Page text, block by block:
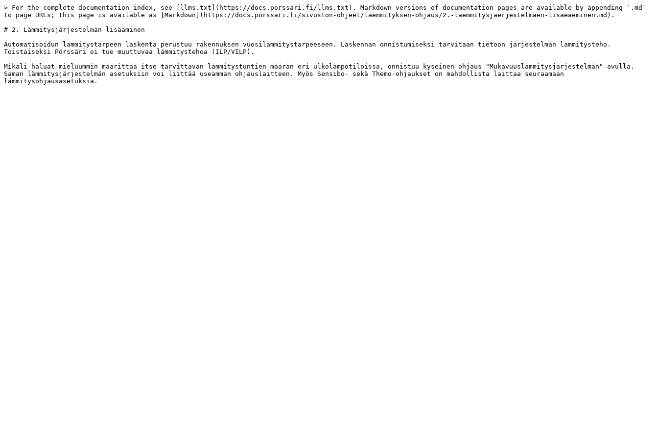
> For the complete documentation index, see [llms.txt](https://docs.porssari.fi/llms.txt). Markdown versions of documentation pages are available by appending `.md`
to page URLs; this page is available as [Markdown](https://docs.porssari.fi/sivuston-ohjeet/laemmityksen-ohjaus/2.-laemmitysjaerjestelmaen-lisaeaeminen.md).
# 2. Lämmitysjärjestelmän lisääminen
Automatisoidun lämmitystarpeen laskenta perustuu rakennuksen vuosilämmitystarpeeseen. Laskennan onnistumiseksi tarvitaan tietoon järjestelmän lämmitysteho.
Toistaiseksi Pörssäri ei tue muuttuvaa lämmitystehoa (ILP/VILP).
Mikäli haluat mieluummin määrittää itse tarvittavan lämmitystuntien määrän eri ulkolämpötiloissa, onnistuu kyseinen ohjaus "Mukavuuslämmitysjärjestelmän" avulla.
Saman lämmitysjärjestelmän asetuksiin voi liittää useamman ohjauslaitteen. Myös Sensibo- sekä Themo-ohjaukset on mahdollista laittaa seuraamaan